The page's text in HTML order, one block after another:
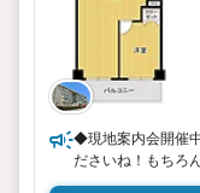
◆現地案内会開催
ださいね！もちろ
間外でもお時間の